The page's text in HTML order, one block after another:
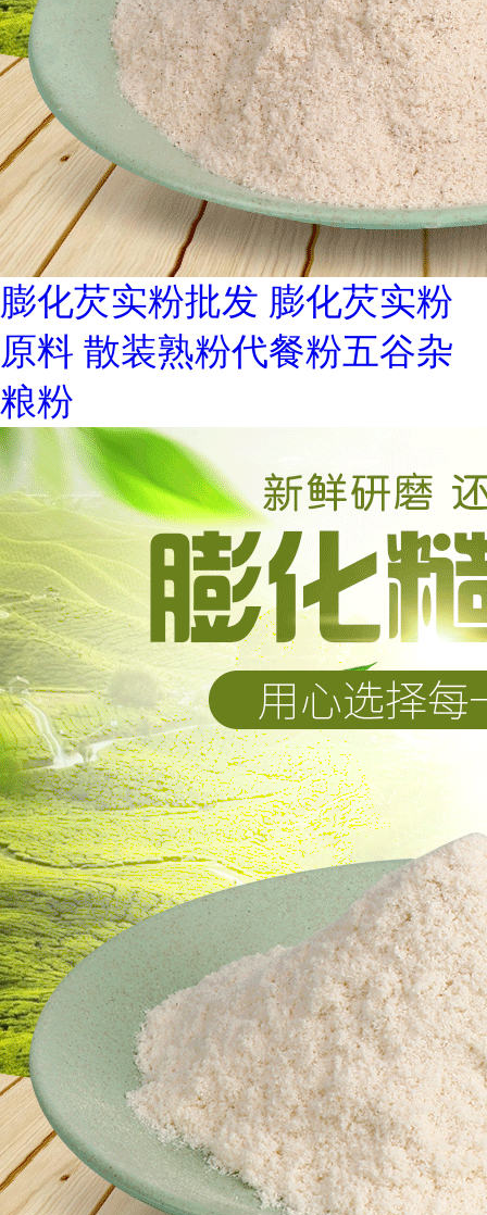
膨化芡实粉批发 膨化芡实粉
原料 散装熟粉代餐粉五谷杂
粮粉